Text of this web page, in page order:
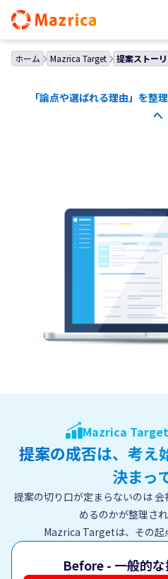
ホーム Mazrica Target 提案ストー
「論点や選ばれる理由」を整
へ
Mazrica Target
提案の成否は、考え
決まっ
提案の切り口が定まらないのは会
めるのかが整理さ
Mazrica Targetは、その起
Before - 一般的